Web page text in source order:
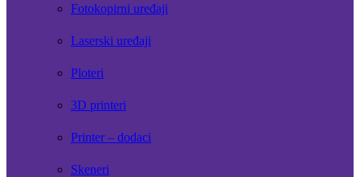
Fotokopirni uređaji
Laserski uređaji
Ploteri
3D printeri
Printer – dodaci
Skeneri